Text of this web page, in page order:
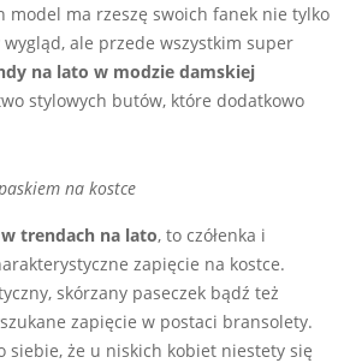
model ma rzeszę swoich fanek nie tylko
ale przede wszystkim super
na lato w modzie damskiej
stylowych butów, które dodatkowo
na kostce
trendach na lato, to czółenka i
zapięcie na kostce.
skórzany paseczek bądź też
zapięcie w postaci bransolety.
siebie, że u niskich kobiet niestety się